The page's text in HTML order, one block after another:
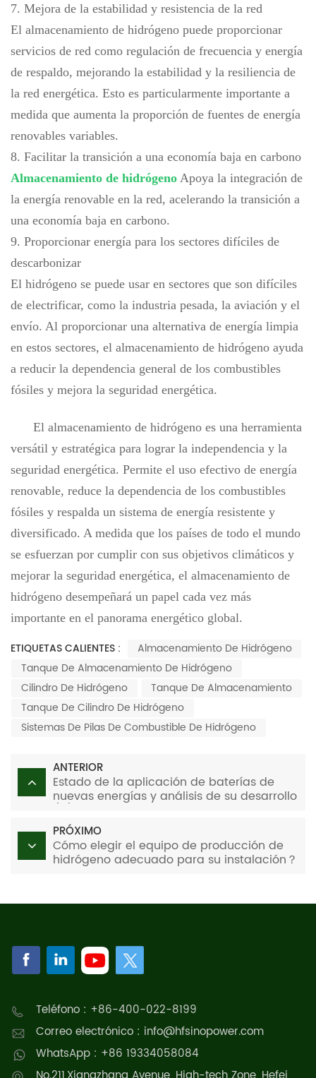
7. Mejora de la estabilidad y resistencia de la red
El almacenamiento de hidrógeno puede proporcionar
servicios de red como regulación de frecuencia y energía
de respaldo, mejorando la estabilidad y la resiliencia de
la red energética. Esto es particularmente importante a
medida que aumenta la proporción de fuentes de energía
renovables variables.
8. Facilitar la transición a una economía baja en carbono
Almacenamiento de hidrógeno Apoya la integración de
la energía renovable en la red, acelerando la transición a
una economía baja en carbono.
9. Proporcionar energía para los sectores difíciles de
descarbonizar
El hidrógeno se puede usar en sectores que son difíciles
de electrificar, como la industria pesada, la aviación y el
envío. Al proporcionar una alternativa de energía limpia
en estos sectores, el almacenamiento de hidrógeno ayuda
a reducir la dependencia general de los combustibles
fósiles y mejora la seguridad energética.
El almacenamiento de hidrógeno es una herramienta
versátil y estratégica para lograr la independencia y la
seguridad energética. Permite el uso efectivo de energía
renovable, reduce la dependencia de los combustibles
fósiles y respalda un sistema de energía resistente y
diversificado. A medida que los países de todo el mundo
se esfuerzan por cumplir con sus objetivos climáticos y
mejorar la seguridad energética, el almacenamiento de
hidrógeno desempeñará un papel cada vez más
importante en el panorama energético global.
ETIQUETAS CALIENTES :
Almacenamiento De Hidrógeno
Tanque De Almacenamiento De Hidrógeno
Cilindro De Hidrógeno
Tanque De Almacenamiento
Tanque De Cilindro De Hidrógeno
Sistemas De Pilas De Combustible De Hidrógeno
ANTERIOR
Estado de la aplicación de baterías de
nuevas energías y análisis de su desarrollo
PRÓXIMO
Cómo elegir el equipo de producción de
hidrógeno adecuado para su instalación？
Teléfono : +86-400-022-8199
Correo electrónico : info@hfsinopower.com
WhatsApp : +86 19334058084